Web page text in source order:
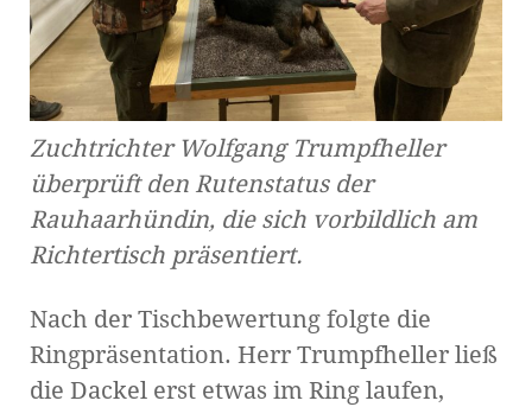
Zuchtrichter Wolfgang Trumpfheller
überprüft den Rutenstatus der
Rauhaarhündin, die sich vorbildlich am
Richtertisch präsentiert.
Nach der Tischbewertung folgte die
Ringpräsentation. Herr Trumpfheller ließ
die Dackel erst etwas im Ring laufen,